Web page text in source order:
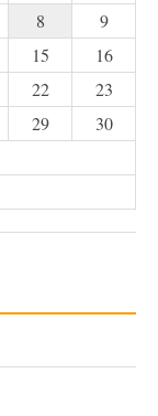
8
9
15
16
22
23
29
30